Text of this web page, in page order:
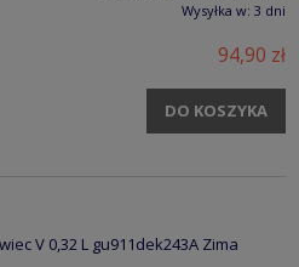
Wysyłka w: 3 dni
94,90 zł
DO KOSZYKA
V 0,32 L gu911dek243A Zima